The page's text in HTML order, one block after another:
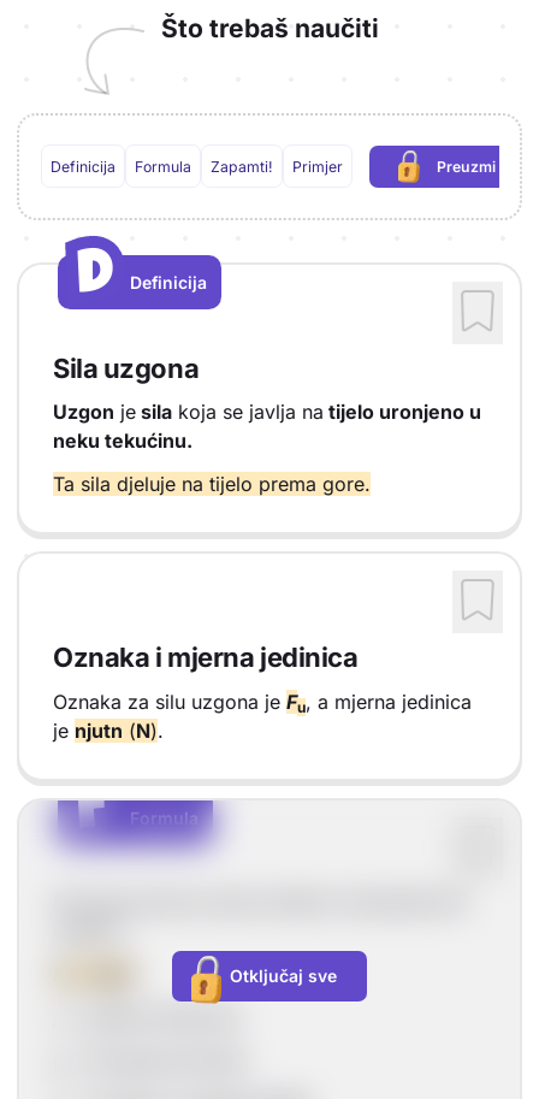
Što trebaš naučiti
Definicija Formula Zapamti! Primjer Preuzmi PDF
(potrebna
D
D
Definicija
Sila uzgona
Uzgon je sila koja se javlja na tijelo uronjeno u
neku tekućinu.
Ta sila djeluje na tijelo prema gore.
Oznaka i mjerna jedinica
Oznaka za silu uzgona je Fu, a mjerna jedinica
je njutn (N).
F
F
Formula
Vrsta sadržaja: Formula
Otključaj sve